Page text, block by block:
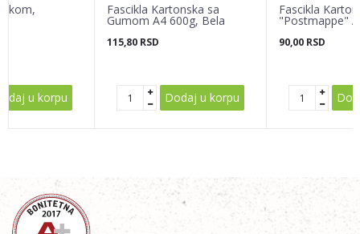
POŠALJI
u korpu
Fascikla Kartonska sa
Gumom A4 600g, Bela
115,80 RSD
Dodaj u korpu
Fascikla
"Postmappe"
90,00 RSD